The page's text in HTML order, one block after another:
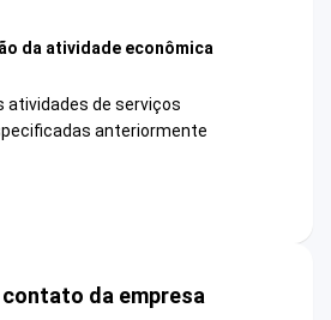
da atividade econômica
atividades de serviços
anteriormente
da empresa